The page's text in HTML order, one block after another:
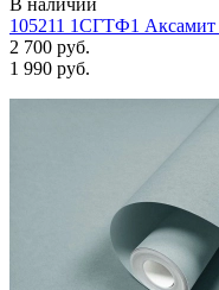
В наличии
105211 1СГТФ1
2 700 руб.
1 990 руб.